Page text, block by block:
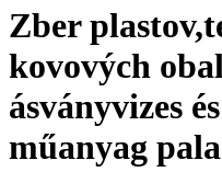
Zber
kovových
ásványvizes
műanyag